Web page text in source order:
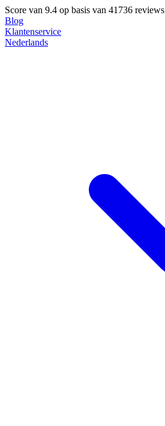
Score van 9.4 op basis van 41736 reviews
Blog
Klantenservice
Nederlands